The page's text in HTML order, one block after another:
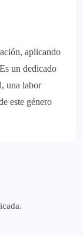
aplicando
un dedicado
una labor
este género